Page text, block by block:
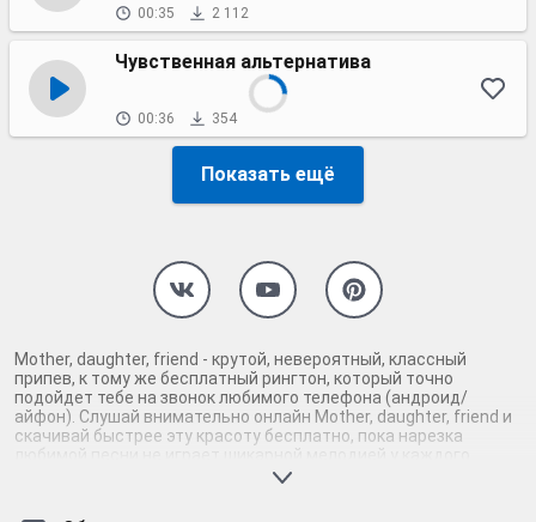
00:35 2 112
Чувственная альтернатива
00:36 354
Показать ещё
Mother, daughter, friend - крутой, невероятный, классный
припев, к тому же бесплатный рингтон, который точно
подойдет тебе на звонок любимого телефона (андроид/
айфон). Слушай внимательно онлайн Mother, daughter, friend и
скачивай быстрее эту красоту бесплатно, пока нарезка
любимой песни не играет шикарной мелодией у каждого
второго на звонке. Будь первым, кто скачает бесплатно сей